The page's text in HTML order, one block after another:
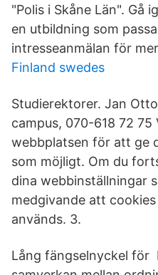
"Polis i Skåne Län". Gå
en utbildning som
intresseanmälan för
Finland swedes
Studierektorer. Jan
campus, 070-618 72
webbplatsen för att ge
som möjligt. Om du
dina webbinställningar
medgivande att
används. 3.
Lång fängselnyckel för